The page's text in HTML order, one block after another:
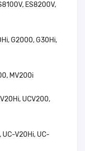
ES8200V,
G2000, G30Hi,
MV200i
UCV200,
UC-V20Hi, UC-